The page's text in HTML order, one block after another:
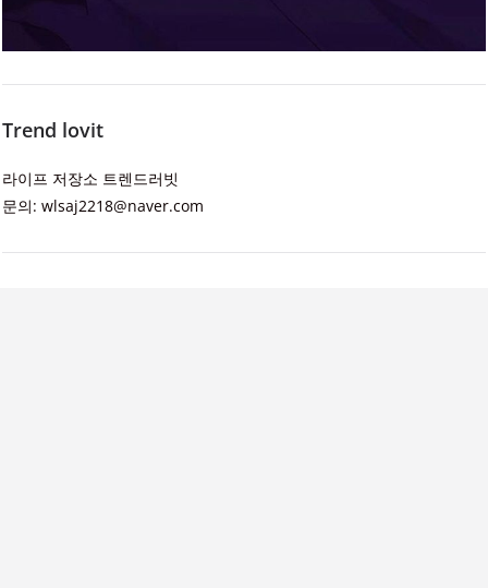
Trend lovit
라이프 저장소 트렌드러빗
문의: wlsaj2218@naver.com